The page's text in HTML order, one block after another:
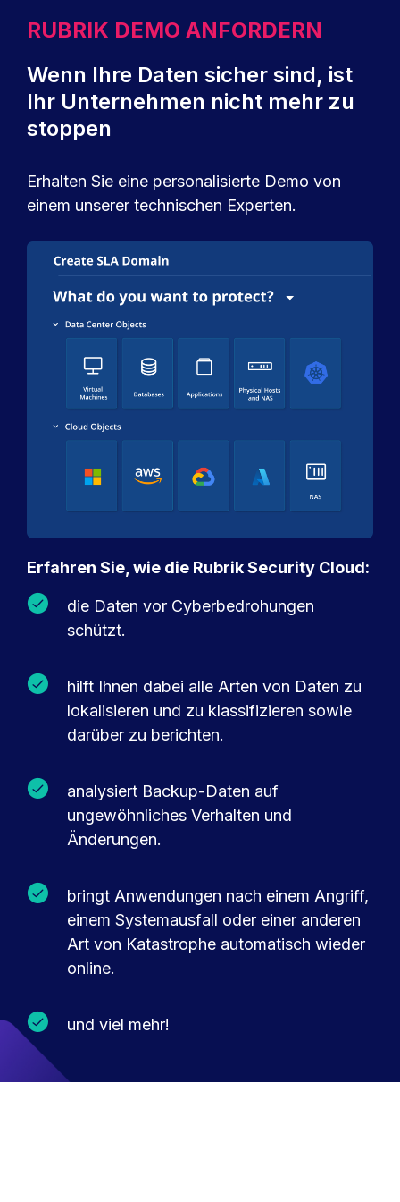
RUBRIK DEMO ANFORDERN
Wenn Ihre Daten sicher sind, ist
Ihr Unternehmen nicht mehr zu
stoppen
Erhalten Sie eine personalisierte Demo von
einem unserer technischen Experten.
Erfahren Sie, wie die Rubrik Security Cloud:
die Daten vor Cyberbedrohungen
schützt.
hilft Ihnen dabei alle Arten von Daten zu
lokalisieren und zu klassifizieren sowie
darüber zu berichten.
analysiert Backup-Daten auf
ungewöhnliches Verhalten und
Änderungen.
bringt Anwendungen nach einem Angriff,
einem Systemausfall oder einer anderen
Art von Katastrophe automatisch wieder
online.
und viel mehr!